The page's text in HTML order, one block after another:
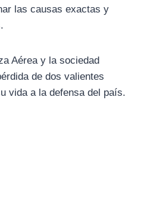
las causas exactas y
Aérea y la sociedad
de dos valientes
vida a la defensa del país.